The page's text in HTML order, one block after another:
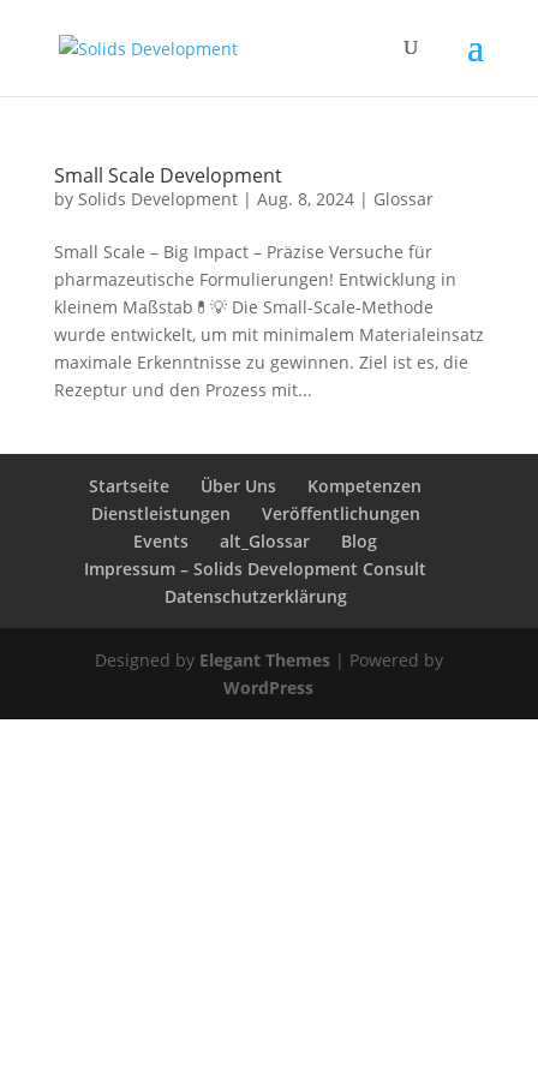
Small Scale Development
by Solids Development| Aug. 8, 2024| Glossar
Small Scale – Big Impact – Präzise Versuche für
pharmazeutische Formulierungen! Entwicklung in
kleinem Maßstab💊💡 Die Small-Scale-Methode
wurde entwickelt, um mit minimalem Materialeinsatz
maximale Erkenntnisse zu gewinnen. Ziel ist es, die
Rezeptur und den Prozess mit...
Startseite Über Uns
Kompetenzen
Dienstleistungen
Veröffentlichungen
Events
alt_Glossar
Blog
Impressum – Solids Development Consult
Datenschutzerklärung
Designed by Elegant Themes| Powered by
WordPress